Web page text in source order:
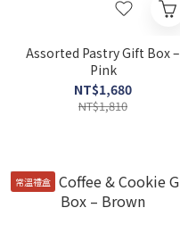
Assorted Pastry Gift Box –
Pink
NT$1,680
NT$1,810
常溫禮盒